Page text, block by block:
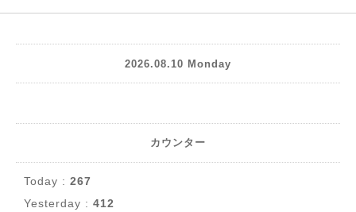
2026.08.10 Monday
カウンター
Today : 267
Yesterday : 412